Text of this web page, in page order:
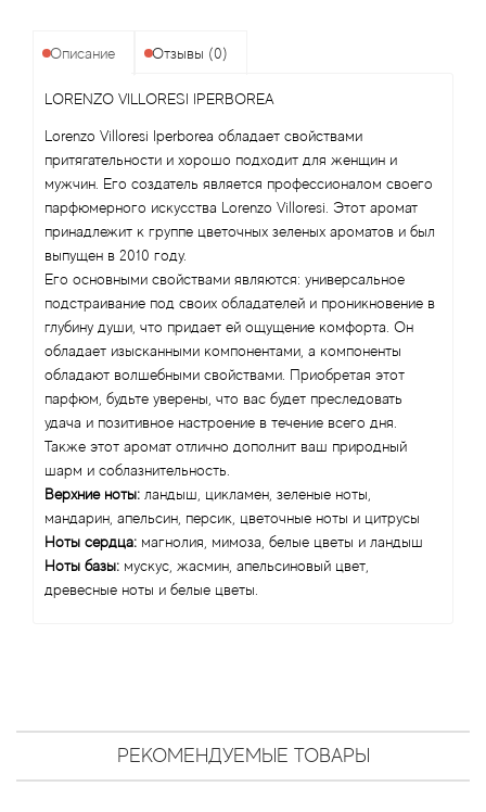
Описание Отзывы (0)
LORENZO VILLORESI IPERBOREA
Lorenzo Villoresi Iperborea обладает свойствами
притягательности и хорошо подходит для женщин и
мужчин. Его создатель является профессионалом своего
парфюмерного искусства Lorenzo Villoresi. Этот аромат
принадлежит к группе цветочных зеленых ароматов и был
выпущен в 2010 году.
Его основными свойствами являются: универсальное
подстраивание под своих обладателей и проникновение в
глубину души, что придает ей ощущение комфорта. Он
обладает изысканными компонентами, а компоненты
обладают волшебными свойствами. Приобретая этот
парфюм, будьте уверены, что вас будет преследовать
удача и позитивное настроение в течение всего дня.
Также этот аромат отлично дополнит ваш природный
шарм и соблазнительность.
Верхние ноты: ландыш, цикламен, зеленые ноты,
мандарин, апельсин, персик, цветочные ноты и цитрусы
Ноты сердца: магнолия, мимоза, белые цветы и ландыш
Ноты базы: мускус, жасмин, апельсиновый цвет,
древесные ноты и белые цветы.
РЕКОМЕНДУЕМЫЕ ТОВАРЫ
Anne Fontaine
Antonia's Flowers
Antonio Banderas
Antonio Puig
Antonio Visconti
Aquolina
Arabesque Perfumes
Arabiyat
Aramis
Ariana Grande